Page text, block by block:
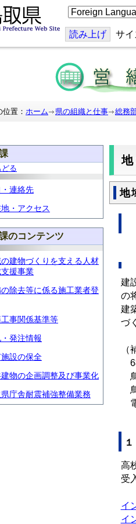
こ
の
ジ
を
訳
す
る
読み上げ サイ
置： ホーム 県の組織と仕事 総務
どる
連絡先
・アクセス
のコンテンツ
建物づくりを支える人材
援事業
除去等に係る施工業者登
事関係基準等
・発注情報
設の保全
物の企画調整及び事業化
庁舎耐震補強整備業務
地
建
の
建
づ
高
受
イ
イ